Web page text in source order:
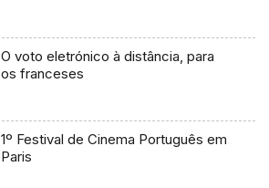
O voto eletrónico à distância, para
os franceses
1º Festival de Cinema Português em
Paris